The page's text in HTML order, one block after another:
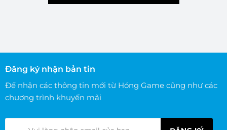
Đăng ký nhận bản tin
Đế nhận các thông tin mới từ Hóng Game cũng như các
chương trình khuyến mãi